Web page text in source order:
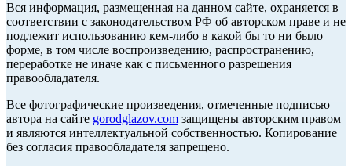
Вся информация, размещенная на данном сайте, охраняется в
соответствии с законодательством РФ об авторском праве и не
подлежит использованию кем-либо в какой бы то ни было
форме, в том числе воспроизведению, распространению,
переработке не иначе как с письменного разрешения
правообладателя.
Все фотографические произведения, отмеченные подписью
автора на сайте gorodglazov.com защищены авторским правом
и являются интеллектуальной собственностью. Копирование
без согласия правообладателя запрещено.